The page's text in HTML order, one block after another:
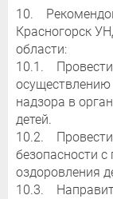
10.
Красногорск
области:
10.1. Провести
осуществлению
надзора в
детей.
10.2. Провести
безопасности
оздоровления
10.3.